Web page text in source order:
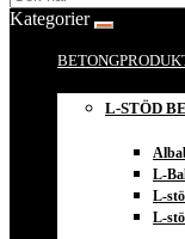
Kategorier
L-STÖD
L-
L-
L-